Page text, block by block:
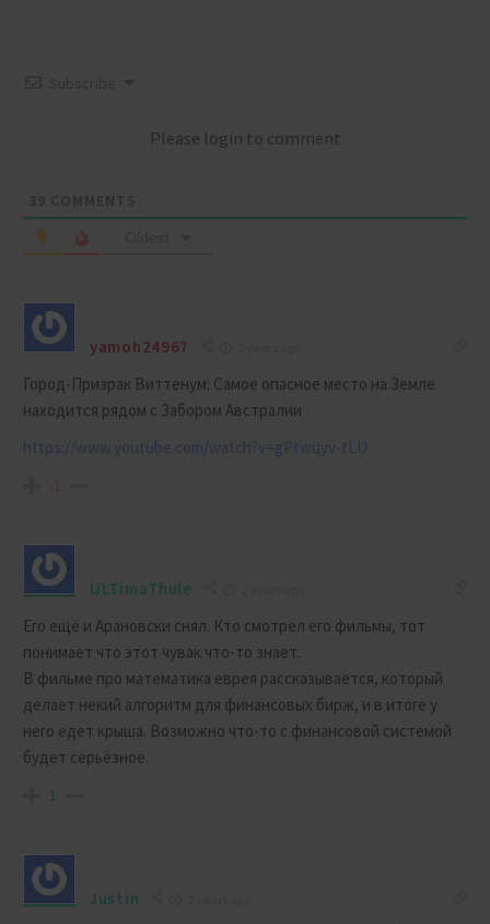
Please login to comment
yamoh24967
Город-Призрак Виттенум: Самое опасное место на Земле
находится рядом с Забором Австралии
https://www.youtube.com/watch?v=gPtwqyv-tLU
-1
ULTimaThule
Его ещё и Арановски снял. Кто смотрел его фильмы, тот
понимает что этот чувак что-то знает.
В фильме про математика еврея рассказывается, который
делает некий алгоритм для финансовых бирж, и в итоге у
него едет крыша. Возможно что-то с финансовой системой
будет серьёзное.
1
Justin